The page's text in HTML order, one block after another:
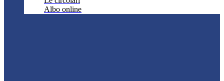
Albo online